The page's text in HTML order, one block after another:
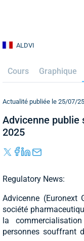
ALDVI
Cours Graphique
Actualité publiée le 25/07/
Advicenne publie
2025
Regulatory News:
Advicenne (Euronext
société
la
personnes souffrant